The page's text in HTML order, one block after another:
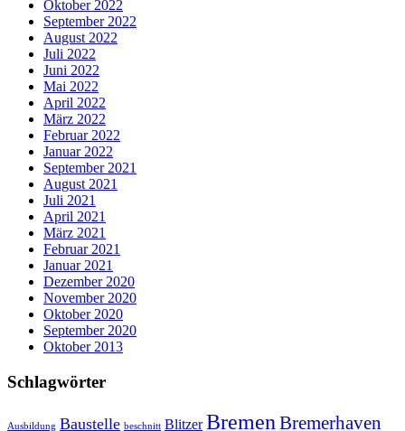
Oktober 2022
September 2022
August 2022
Juli 2022
Juni 2022
Mai 2022
April 2022
März 2022
Februar 2022
Januar 2022
September 2021
August 2021
Juli 2021
April 2021
März 2021
Februar 2021
Januar 2021
Dezember 2020
November 2020
Oktober 2020
September 2020
Oktober 2013
Schlagwörter
Ausbildung Baustelle beschnitt Blitzer Bremen Bremerhaven